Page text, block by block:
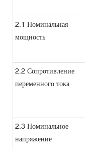
2.1 Номинальная
мощность
2.2 Сопротивление
переменного тока
2.3 Номинальное
напряжение